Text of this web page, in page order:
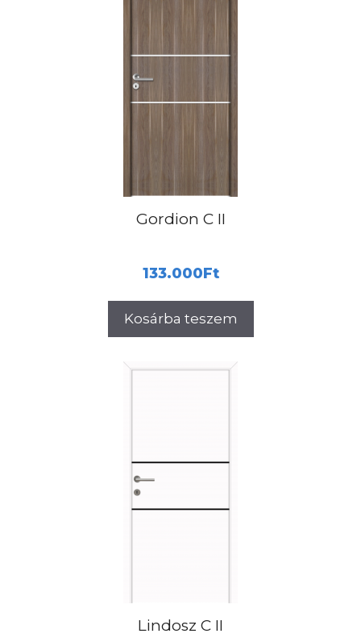
Gordion C II
133.000Ft
Kosárba teszem
Lindosz C II